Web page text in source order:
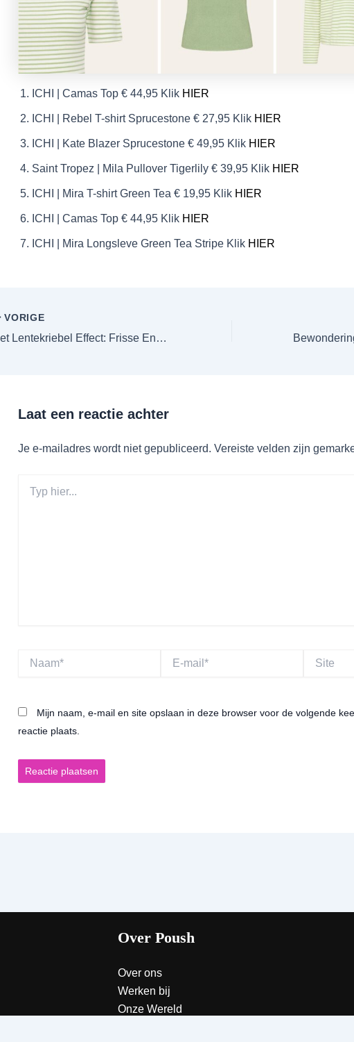
ICHI | Camas Top € 44,95 Klik HIER
ICHI | Rebel T-shirt Sprucestone € 27,95 Klik HIER
ICHI | Kate Blazer Sprucestone € 49,95 Klik HIER
Saint Tropez | Mila Pullover Tigerlily € 39,95 Klik HIER
ICHI | Mira T-shirt Green Tea € 19,95 Klik HIER
ICHI | Camas Top € 44,95 Klik HIER
ICHI | Mira Longsleve Green Tea Stripe Klik HIER
VORIGE
Het Lentekriebel Effect: Frisse Energie in de Winkel
Laat een reactie achter
Je e-mailadres wordt niet gepubliceerd. Vereiste velden zijn
hier...
mail*
Mijn naam, e-mail en site opslaan in deze browser voor de volgende
reactie plaats.
Over Poush
Over ons
Werken bij
Onze Wereld